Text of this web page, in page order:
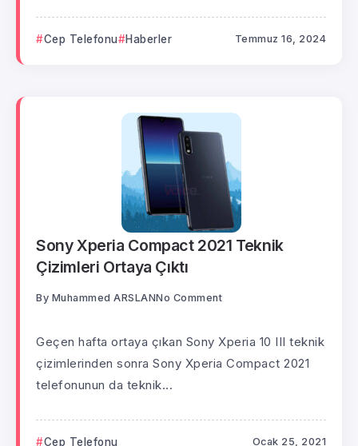
Cep Telefonu Haberler Temmuz 16, 2024
Sony Xperia Compact 2021 Teknik
Çizimleri Ortaya Çıktı
By Muhammed ARSLANNo Comment
Geçen hafta ortaya çıkan Sony Xperia 10 III teknik
çizimlerinden sonra Sony Xperia Compact 2021
telefonunun da teknik...
Cep Telefonu Ocak 25, 2021